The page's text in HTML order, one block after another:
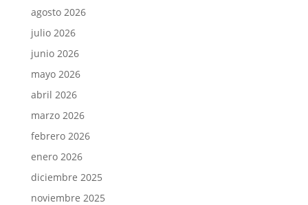
agosto 2026
julio 2026
junio 2026
mayo 2026
abril 2026
marzo 2026
febrero 2026
enero 2026
diciembre 2025
noviembre 2025